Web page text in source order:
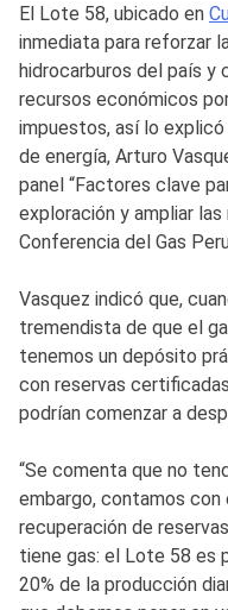
El Lote 58, ubicado en
inmediata para reforzar
hidrocarburos del país y
recursos económicos
impuestos, así lo
de energía, Arturo
panel “Factores clave
exploración y ampliar
Conferencia del Gas
Vasquez indicó que,
tremendista de que el
tenemos un depósito
con reservas
podrían comenzar a
“Se comenta que no
embargo, contamos
recuperación de
tiene gas: el Lote 58 es
20% de la producción